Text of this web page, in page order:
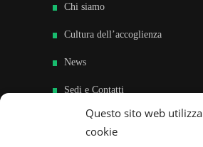
Questo sito web utilizza
cookie
Chi siamo
Cultura dell’accoglienza
News
Sedi e Contatti
Sostieni